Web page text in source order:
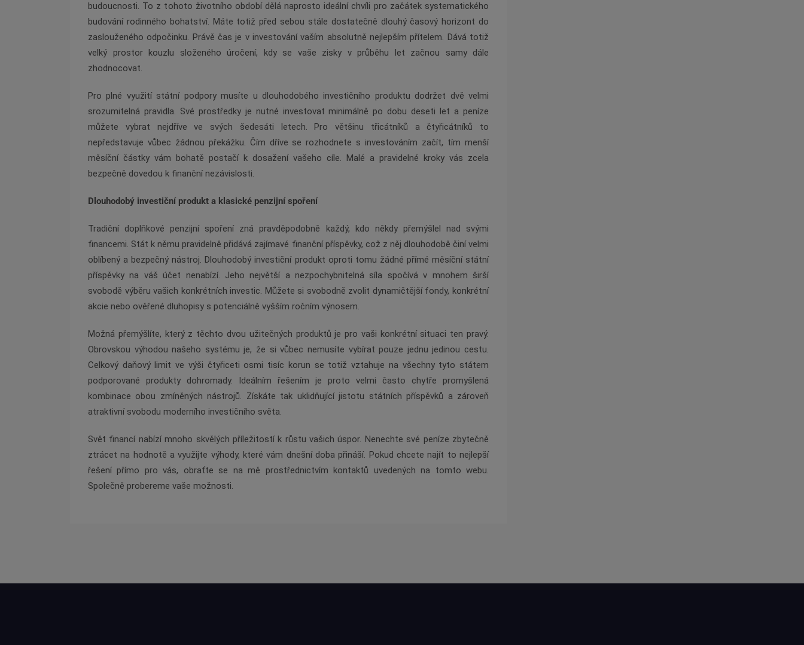
budoucnosti. To z tohoto životního období dělá naprosto ideální chvíli pro začátek systematického
budování rodinného bohatství. Máte totiž před sebou stále dostatečně dlouhý časový horizont do
zaslouženého odpočinku. Právě čas je v investování vaším absolutně nejlepším přítelem. Dává totiž
velký prostor kouzlu složeného úročení, kdy se vaše zisky v průběhu let začnou samy dále
zhodnocovat.
Pro plné využití státní podpory musíte u dlouhodobého investičního produktu dodržet dvě velmi
srozumitelná pravidla. Své prostředky je nutné investovat minimálně po dobu deseti let a peníze
můžete vybrat nejdříve ve svých šedesáti letech. Pro většinu třicátníků a čtyřicátníků to
nepředstavuje vůbec žádnou překážku. Čím dříve se rozhodnete s investováním začít, tím menší
měsíční částky vám bohatě postačí k dosažení vašeho cíle. Malé a pravidelné kroky vás zcela
bezpečně dovedou k finanční nezávislosti.
Dlouhodobý investiční produkt a klasické penzijní spoření
Tradiční doplňkové penzijní spoření zná pravděpodobně každý, kdo někdy přemýšlel nad svými
financemi. Stát k němu pravidelně přidává zajímavé finanční příspěvky, což z něj dlouhodobě činí velmi
oblíbený a bezpečný nástroj. Dlouhodobý investiční produkt oproti tomu žádné přímé měsíční státní
příspěvky na váš účet nenabízí. Jeho největší a nezpochybnitelná síla spočívá v mnohem širší
svobodě výběru vašich konkrétních investic. Můžete si svobodně zvolit dynamičtější fondy, konkrétní
akcie nebo ověřené dluhopisy s potenciálně vyšším ročním výnosem.
Možná přemýšlíte, který z těchto dvou užitečných produktů je pro vaši konkrétní situaci ten pravý.
Obrovskou výhodou našeho systému je, že si vůbec nemusíte vybírat pouze jednu jedinou cestu.
Celkový daňový limit ve výši čtyřiceti osmi tisíc korun se totiž vztahuje na všechny tyto státem
podporované produkty dohromady. Ideálním řešením je proto velmi často chytře promyšlená
kombinace obou zmíněných nástrojů. Získáte tak uklidňující jistotu státních příspěvků a zároveň
atraktivní svobodu moderního investičního světa.
Svět financí nabízí mnoho skvělých příležitostí k růstu vašich úspor. Nenechte své peníze zbytečně
ztrácet na hodnotě a využijte výhody, které vám dnešní doba přináší. Pokud chcete najít to nejlepší
řešení přímo pro vás, obraťte se na mě prostřednictvím kontaktů uvedených na tomto webu.
Společně probereme vaše možnosti.